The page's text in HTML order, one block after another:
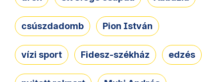
csúszdadomb Pion István
vízi sport Fidesz-székház edzés